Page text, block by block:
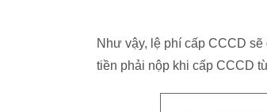
Như vậy, lệ phí cấp CCCD
tiền phải nộp khi cấp CCCD